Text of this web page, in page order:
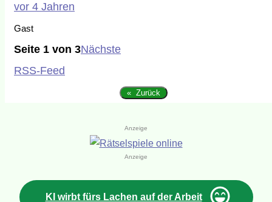
vor 4 Jahren
Gast
Seite 1 von 3Nächste
RSS-Feed
« Zurück
Anzeige
Anzeige
KI wirbt fürs Lachen auf der Arbeit